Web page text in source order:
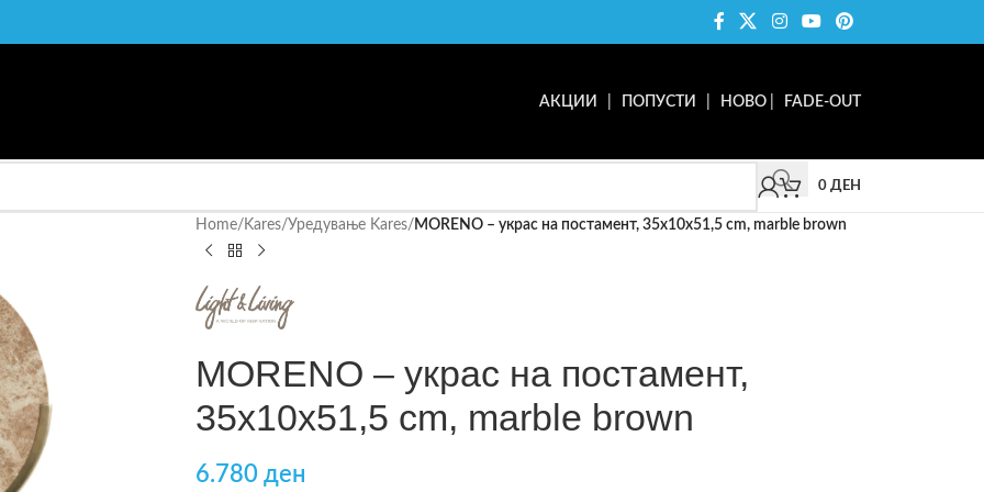
АКЦИИ ПОПУСТИ НОВО FADE-OUT
0 ДЕН
Home/ Kares/Уредување Kares/ MORENO – украс на постамент, 35x10x51,5 cm, marble brown
MORENO – украс на постамент,
35x10x51,5 cm, marble brown
6.780 ден